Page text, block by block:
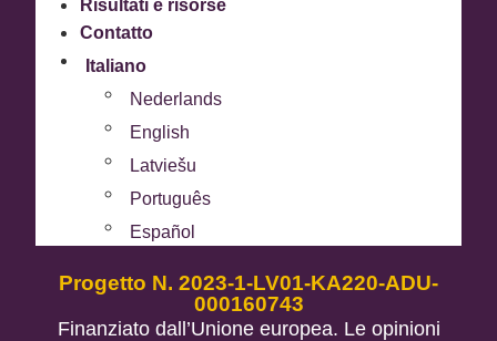
Risultati e risorse
Contatto
Italiano
Nederlands
English
Latviešu
Português
Español
Progetto N. 2023-1-LV01-KA220-ADU-
000160743
Finanziato dall’Unione europea. Le opinioni